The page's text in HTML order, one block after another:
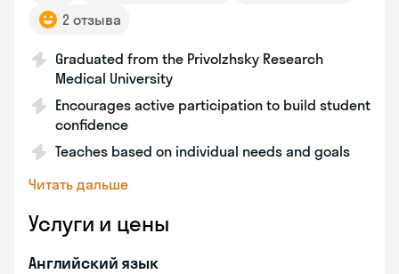
2 отзыва
Graduated from the Privolzhsky Research
Medical University
Encourages active participation to build student
confidence
Teaches based on individual needs and goals
Читать дальше
Услуги и цены
Английский язык